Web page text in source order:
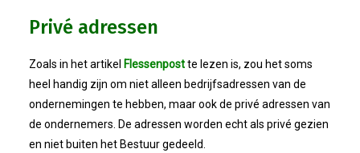
Organisatie
Bestuur
Statuten
Privé adressen
Zoals in het artikel Flessenpostte lezen is, zou het soms
heel handig zijn om niet alleen bedrijfsadressen van de
ondernemingen te hebben, maar ook de privé adressen van
de ondernemers. De adressen worden echt als privé gezien
en niet buiten het Bestuur gedeeld.